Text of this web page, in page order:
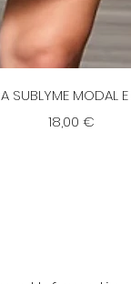
Vista rapida
SUBLYME MODAL E
Prezzo
18,00 €